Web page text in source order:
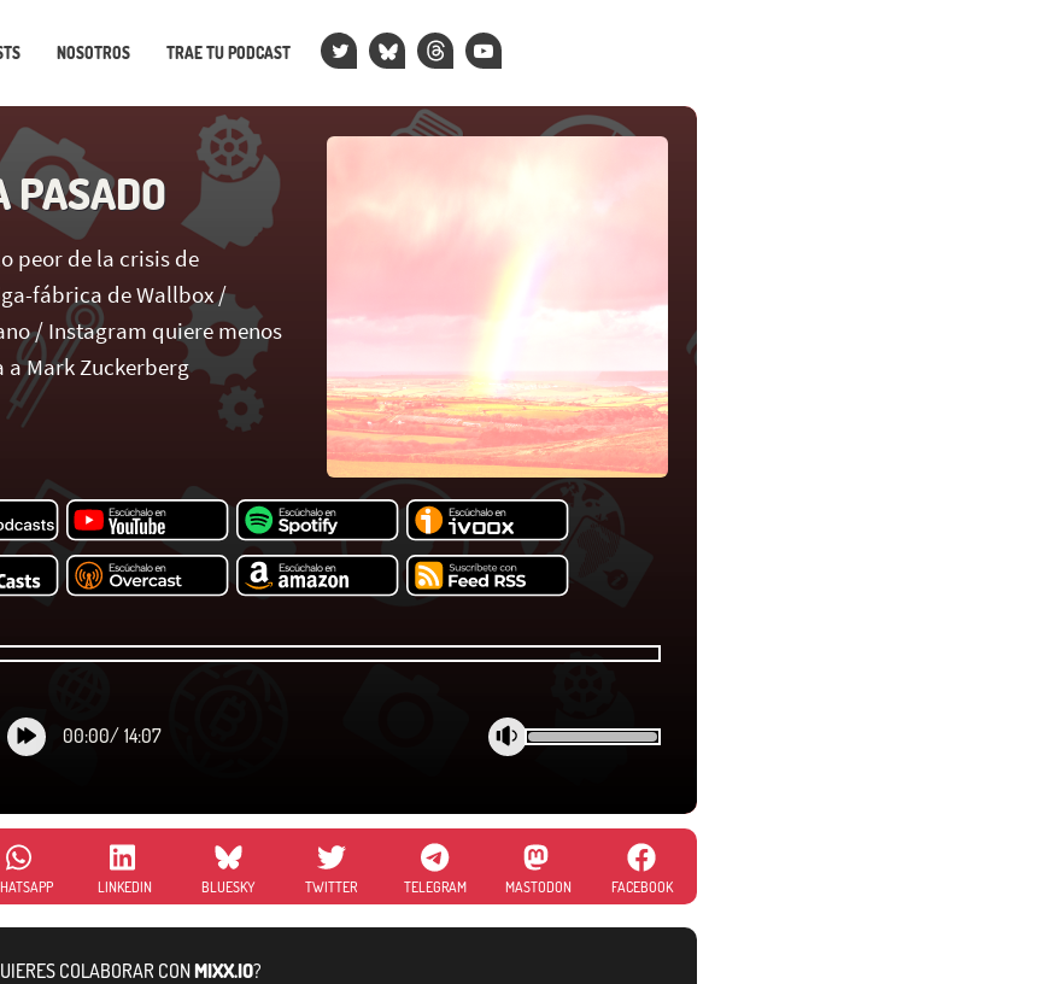
NOSOTROS TRAE TU PODCAST
PASADO
peor de la crisis de
fábrica de Wallbox /
/ Instagram quiere menos
a Mark Zuckerberg
00:00/ 14:07
LINKEDIN BLUESKY TWITTER TELEGRAM MASTODON FACEBOOK
COLABORAR CONMIXX.IO?